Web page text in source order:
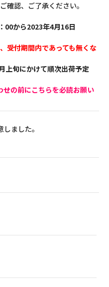
確認、ご了承ください。
から2023年4月16日
受付期間内であっても無くな
上旬にかけて順次出荷予定
の前にこちらを必読お願い
ました。